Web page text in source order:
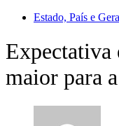
Estado, País e
Expectativa
maior para